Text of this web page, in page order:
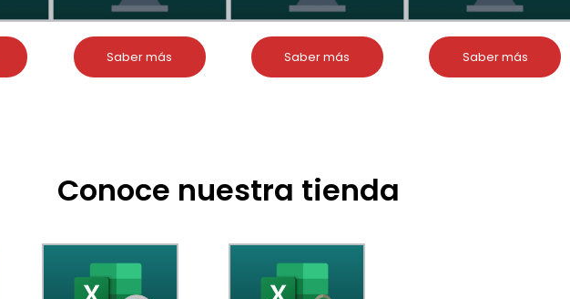
Saber más Saber más Saber más
Conoce nuestra tienda